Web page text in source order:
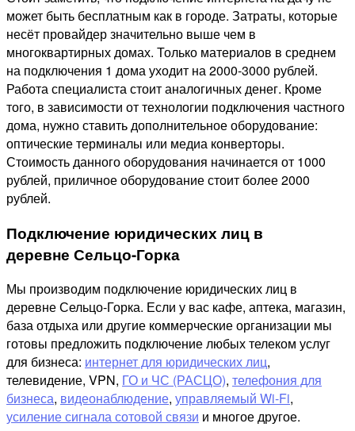
может быть бесплатным как в городе. Затраты, которые
несёт провайдер значительно выше чем в
многоквартирных домах. Только материалов в среднем
на подключения 1 дома уходит на 2000-3000 рублей.
Работа специалиста стоит аналогичных денег. Кроме
того, в зависимости от технологии подключения частного
дома, нужно ставить дополнительное оборудование:
оптические терминалы или медиа конверторы.
Стоимость данного оборудования начинается от 1000
рублей, приличное оборудование стоит более 2000
рублей.
Подключение юридических лиц в
деревне Сельцо-Горка
Мы производим подключение юридических лиц в
деревне Сельцо-Горка. Если у вас кафе, аптека, магазин,
база отдыха или другие коммерческие организации мы
готовы предложить подключение любых телеком услуг
для бизнеса: интернет для юридических лиц,
телевидение, VPN, ГО и ЧС (РАСЦО), телефония для
бизнеса, видеонаблюдение, управляемый Wi-Fi,
усиление сигнала сотовой связи и многое другое.